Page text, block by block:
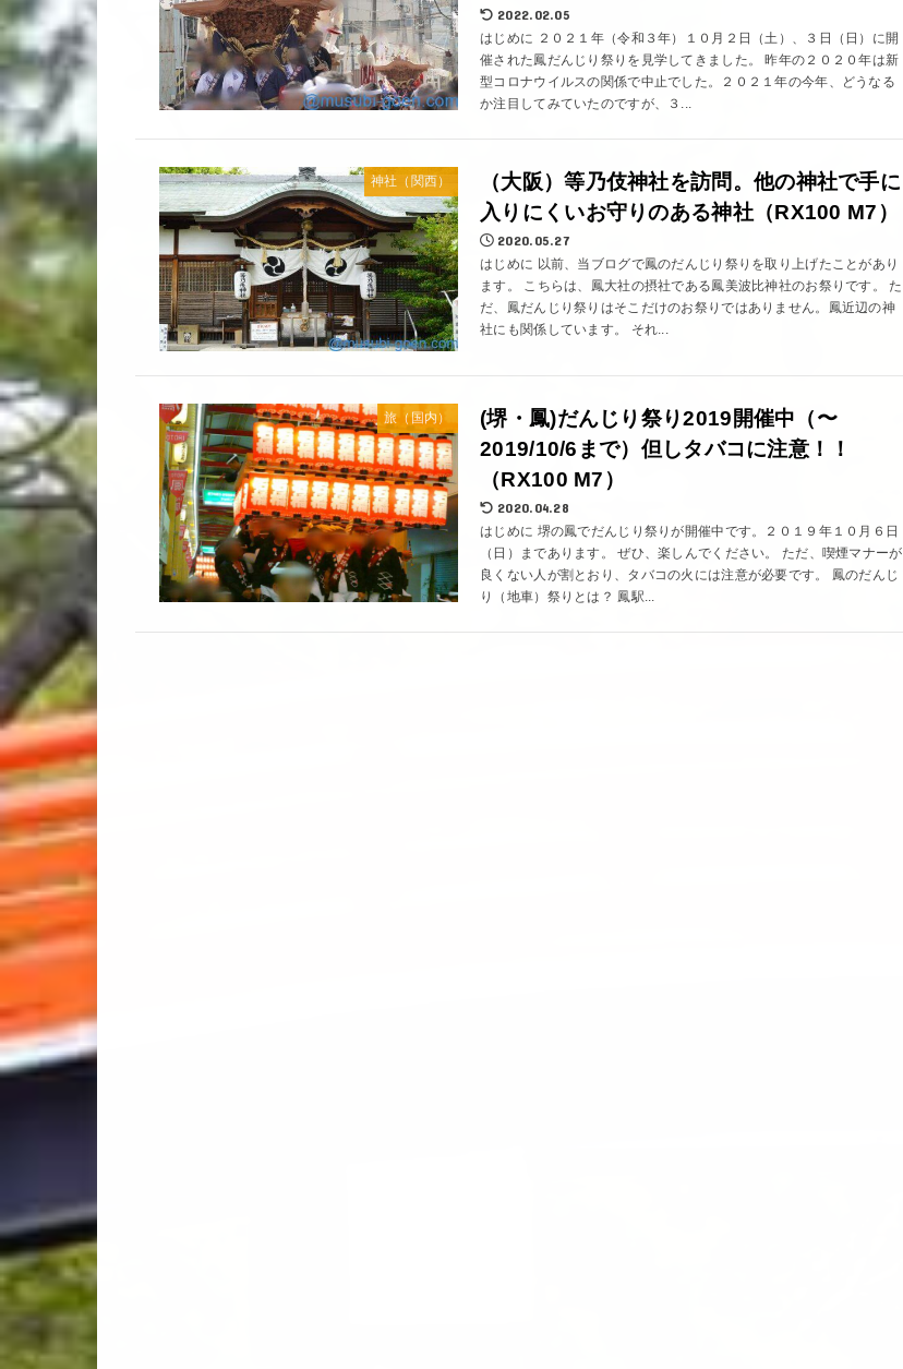
2022.02.05
はじめに ２０２１年（令和３年）１０月２日（土）、３日（日）に開
催された鳳だんじり祭りを見学してきました。 昨年の２０２０年は新
型コロナウイルスの関係で中止でした。２０２１年の今年、どうなる
か注目してみていたのですが、３...
神社（関西）
（大阪）等乃伎神社を訪問。他の神社で手に
入りにくいお守りのある神社（RX100 M7）
2020.05.27
はじめに 以前、当ブログで鳳のだんじり祭りを取り上げたことがあり
ます。 こちらは、鳳大社の摂社である鳳美波比神社のお祭りです。 た
だ、鳳だんじり祭りはそこだけのお祭りではありません。鳳近辺の神
社にも関係しています。 それ...
旅（国内）
(堺・鳳)だんじり祭り2019開催中（〜
2019/10/6まで）但しタバコに注意！！
（RX100 M7）
2020.04.28
はじめに 堺の鳳でだんじり祭りが開催中です。２０１９年１０月６日
（日）まであります。 ぜひ、楽しんでください。 ただ、喫煙マナーが
良くない人が割とおり、タバコの火には注意が必要です。 鳳のだんじ
り（地車）祭りとは？ 鳳駅...